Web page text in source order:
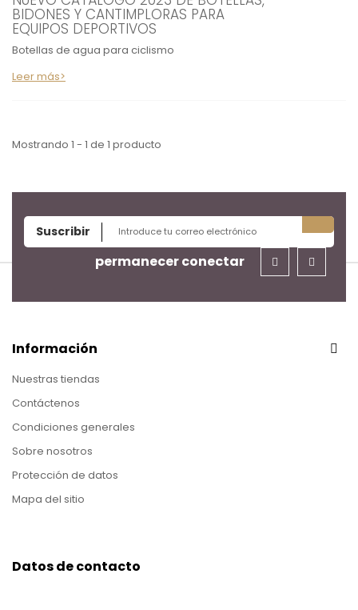
BIDONES Y CANTIMPLORAS PARA
EQUIPOS DEPORTIVOS
Botellas de agua para ciclismo
Leer más>
Mostrando 1 - 1 de 1 producto
Suscribir
permanecer conectar
Información
Nuestras tiendas
Contáctenos
Condiciones generales
Sobre nosotros
Protección de datos
Mapa del sitio
Datos de contacto